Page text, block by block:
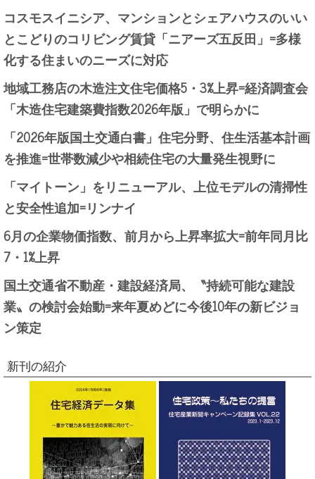
コスモスイニシア、マンションとシェアハウスのいい
とこどりのコリビング賃貸「ニアーズ五反田」=多様
化する住まいのニーズに対応
地域工務店の木造注文住宅価格5・3%上昇=経済調査会
「木造住宅建築費指数2026年版」で明らかに
「2026年版国土交通白書」住宅分野、住生活基本計画
を推進=世帯数減少や相続住宅の大量発生視野に
「マイトーン」をリニューアル、上位モデルの清掃性
と安全性追加=リンナイ
6月の企業物価指数、前月から上昇率拡大=前年同月比
7・1%上昇
国土交通省不動産・建設経済局、〝持続可能な建設
業〟の検討会始動=来年夏めどに今後10年の新ビジョ
ン策定
新刊の紹介